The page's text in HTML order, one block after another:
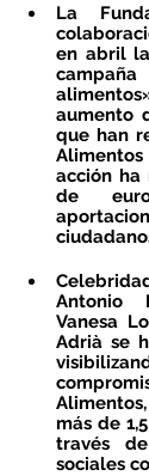
La
en abril
aumento
que han
acción ha
de
Antonio
Vanesa
Adrià se
más de
través
sociales